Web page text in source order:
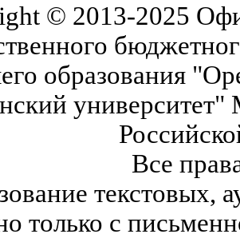
© 2013-2025
образования
университет"
Все
текстовых,
только с